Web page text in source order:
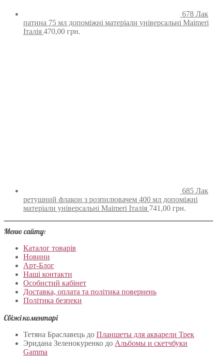
678 Лак
патина 75 мл допоміжні матеріали універсальні Maimeri
Італія 470,00 грн.
685 Лак
ретушний флакон з розпилювачем 400 мл допоміжні
матеріали універсальні Maimeri Італія 741,00 грн.
Меню сайту:
Каталог товарів
Новини
Арт-Блог
Наші контакти
Особистий кабінет
Доставка, оплата та політика повернень
Політика безпеки
Свіжі коментарі
Тетяна Браславець до Планшеты для акварели Трек
Эридана Зеленокуренко до Альбомы и скетчбуки
Gamma